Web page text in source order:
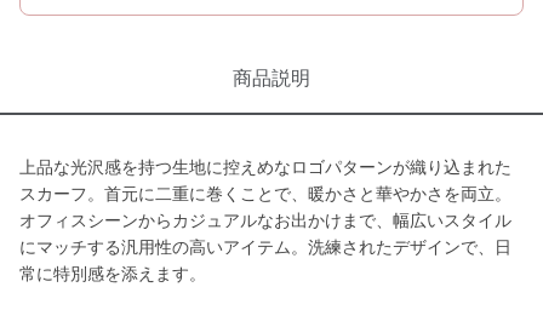
商品説明
上品な光沢感を持つ生地に控えめなロゴパターンが織り込まれた
スカーフ。首元に二重に巻くことで、暖かさと華やかさを両立。
オフィスシーンからカジュアルなお出かけまで、幅広いスタイル
にマッチする汎用性の高いアイテム。洗練されたデザインで、日
常に特別感を添えます。